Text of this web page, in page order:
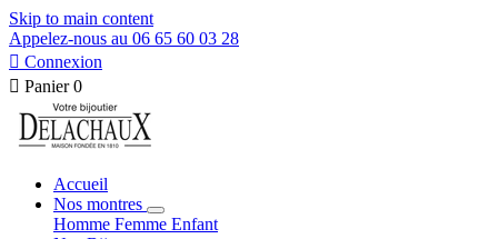
Skip to main content
Appelez-nous au 06 65 60 03 28
 Connexion
 Panier 0
Accueil
Nos montres
Homme Femme Enfant